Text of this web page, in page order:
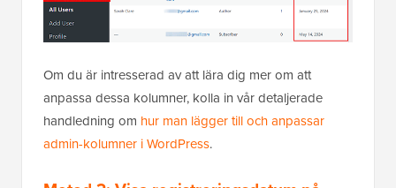
Om du är intresserad av att lära dig mer om att
anpassa dessa kolumner, kolla in vår detaljerade
handledning om hur man lägger till och anpassar
admin-kolumner i WordPress.